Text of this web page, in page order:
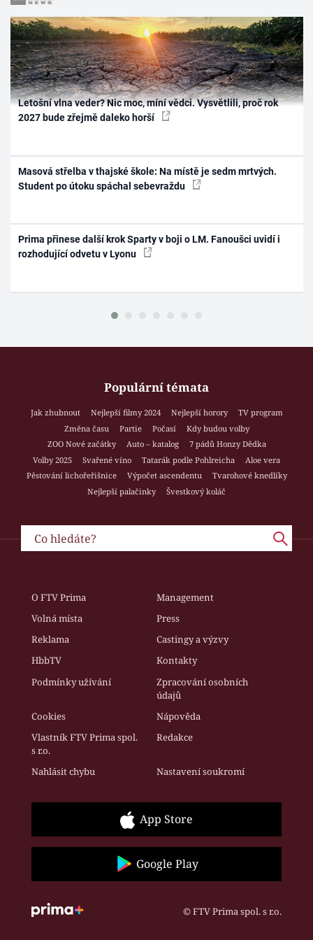
Letošní vlna veder? Nic moc, míní vědci. Vysvětlili, proč rok
2027 bude zřejmě daleko horší
Masová střelba v thajské škole: Na místě je sedm mrtvých.
Student po útoku spáchal sebevraždu
Prima přinese další krok Sparty v boji o LM. Fanoušci uvidí i
rozhodující odvetu v Lyonu
Populární témata
Jak zhubnout Nejlepší filmy 2024 Nejlepší horory
TV program
Změna času
Partie Počasí
Kdy budou volby
ZOO Nové začátky
Auto – katalog
7 pádů Honzy Dědka
Volby 2025
Svařené víno Tatarák podle Pohlreicha
Aloe vera
Pěstování lichořeřišnice
Výpočet ascendentu
Tvarohové knedlíky
Nejlepší palačinky
Švestkový koláč
O FTV Prima
Management
Volná místa
Press
Reklama
Castingy a výzvy
HbbTV
Kontakty
Podmínky užívání
Zpracování osobních
údajů
Cookies
Nápověda
Vlastník FTV Prima spol.
s r.o.
Redakce
Nahlásit chybu Nastavení soukromí
App Store
Google Play
© FTV Prima spol. s r.o.